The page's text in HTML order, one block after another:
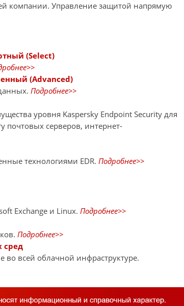
компании. Управление защитой напрямую
(Select)
(Advanced)
Подробнее>>
уровня Kaspersky Endpoint Security для
почтовых серверов, интернет-
технологиями EDR. Подробнее>>
Exchange и Linux. Подробнее>>
Подробнее>>
сред
во всей облачной инфраструктуре.